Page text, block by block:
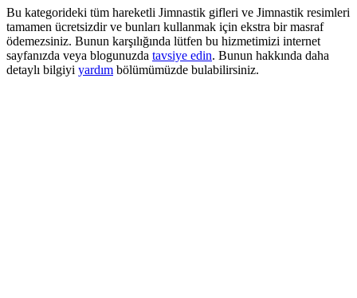
Bu kategorideki tüm hareketli Jimnastik gifleri ve Jimnastik resimleri
tamamen ücretsizdir ve bunları kullanmak için ekstra bir masraf
ödemezsiniz. Bunun karşılığında lütfen bu hizmetimizi internet
sayfanızda veya blogunuzda tavsiye edin. Bunun hakkında daha
detaylı bilgiyi yardım bölümümüzde bulabilirsiniz.